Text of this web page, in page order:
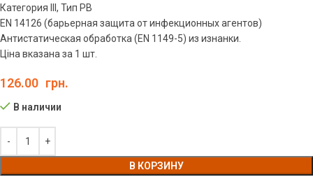
Категория III, Тип PB
EN 14126 (барьерная защита от инфекционных агентов)
Антистатическая обработка (EN 1149-5) из изнанки.
Ціна вказана за 1 шт.
126.00 грн.
В наличии
В КОРЗИНУ